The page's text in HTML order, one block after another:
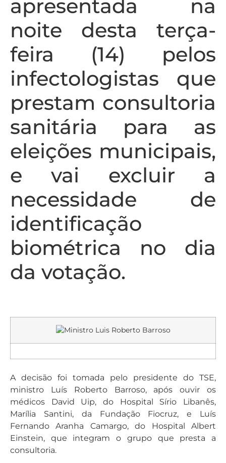
apresentada na
noite desta terça-
feira (14) pelos
infectologistas que
prestam consultoria
sanitária para as
eleições municipais,
e vai excluir a
necessidade de
identificação
biométrica no dia
da votação.
A decisão foi tomada pelo presidente do TSE,
ministro Luís Roberto Barroso, após ouvir os
médicos David Uip, do Hospital Sírio Libanês,
Marília Santini, da Fundação Fiocruz, e Luís
Fernando Aranha Camargo, do Hospital Albert
Einstein, que integram o grupo que presta a
consultoria.